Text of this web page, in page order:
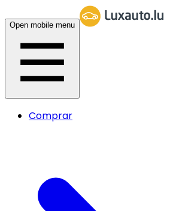
Open mobile menu
Comprar